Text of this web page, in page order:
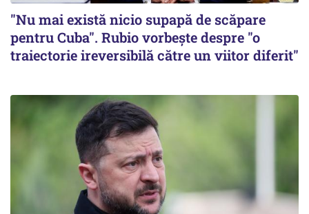
"Nu mai există nicio supapă de scăpare
pentru Cuba". Rubio vorbește despre "o
traiectorie ireversibilă către un viitor diferit"